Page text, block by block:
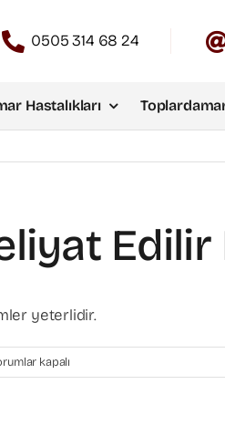
0505 314 68 24
Hastalıkları
Edilir
yeterlidir.
kapalı